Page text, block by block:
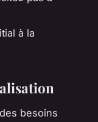
à la
besoins